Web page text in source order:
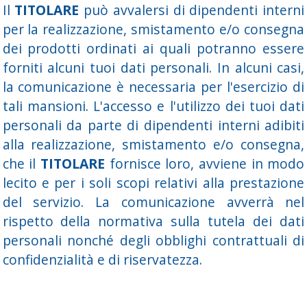
Il TITOLARE può avvalersi di dipendenti interni
per la realizzazione, smistamento e/o consegna
dei prodotti ordinati ai quali potranno essere
forniti alcuni tuoi dati personali. In alcuni casi,
la comunicazione è necessaria per l'esercizio di
tali mansioni. L'accesso e l'utilizzo dei tuoi dati
personali da parte di dipendenti interni adibiti
alla realizzazione, smistamento e/o consegna,
che il TITOLARE fornisce loro, avviene in modo
lecito e per i soli scopi relativi alla prestazione
del servizio. La comunicazione avverrà nel
rispetto della normativa sulla tutela dei dati
personali nonché degli obblighi contrattuali di
confidenzialità e di riservatezza.